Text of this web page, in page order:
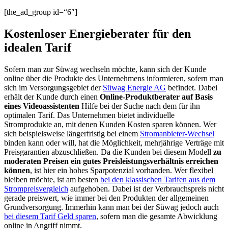
[the_ad_group id=“6″]
Kostenloser Energieberater für den
idealen Tarif
Sofern man zur Süwag wechseln möchte, kann sich der Kunde
online über die Produkte des Unternehmens informieren, sofern man
sich im Versorgungsgebiet der Süwag Energie AG befindet. Dabei
erhält der Kunde durch einen Online-Produktberater auf Basis
eines Videoassistenten Hilfe bei der Suche nach dem für ihn
optimalen Tarif. Das Unternehmen bietet individuelle
Stromprodukte an, mit denen Kunden Kosten sparen können. Wer
sich beispielsweise längerfristig bei einem Stromanbieter-Wechsel
binden kann oder will, hat die Möglichkeit, mehrjährige Verträge mit
Preisgarantien abzuschließen. Da die Kunden bei diesem Modell zu
moderaten Preisen ein gutes Preisleistungsverhältnis erreichen
können, ist hier ein hohes Sparpotenzial vorhanden. Wer flexibel
bleiben möchte, ist am besten bei den klassischen Tarifen aus dem
Strompreisvergleich aufgehoben. Dabei ist der Verbrauchspreis nicht
gerade preiswert, wie immer bei den Produkten der allgemeinen
Grundversorgung. Immerhin kann man bei der Süwag jedoch auch
bei diesem Tarif Geld sparen, sofern man die gesamte Abwicklung
online in Angriff nimmt.